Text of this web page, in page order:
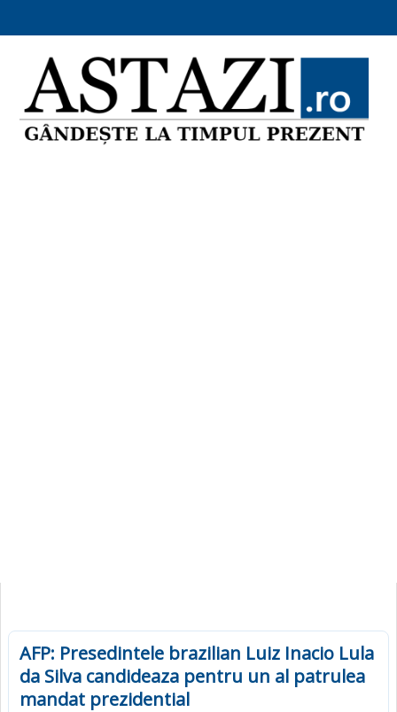
AFP: Presedintele brazilian Luiz Inacio Lula
da Silva candideaza pentru un al patrulea
mandat prezidential